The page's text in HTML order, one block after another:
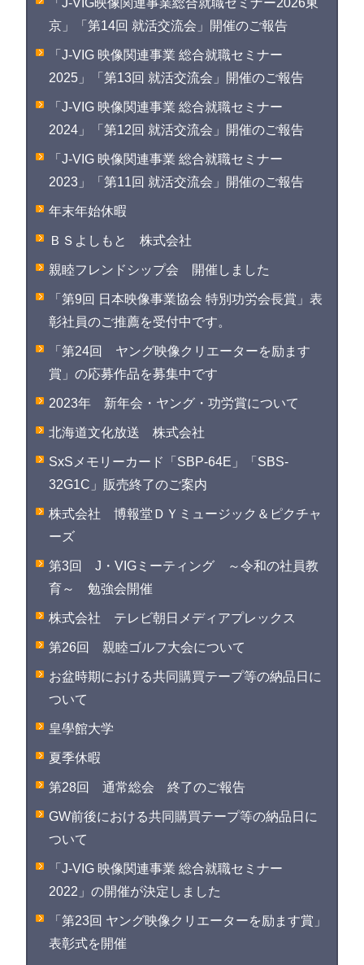
「J-VIG映像関連事業総合就職セミナー2026東
京」「第14回 就活交流会」開催のご報告
「J-VIG 映像関連事業 総合就職セミナー
2025」「第13回 就活交流会」開催のご報告
「J-VIG 映像関連事業 総合就職セミナー
2024」「第12回 就活交流会」開催のご報告
「J-VIG 映像関連事業 総合就職セミナー
2023」「第11回 就活交流会」開催のご報告
年末年始休暇
ＢＳよしもと 株式会社
親睦フレンドシップ会 開催しました
「第9回 日本映像事業協会 特別功労会長賞」表
彰社員のご推薦を受付中です。
「第24回 ヤング映像クリエーターを励ます
賞」の応募作品を募集中です
2023年 新年会・ヤング・功労賞について
北海道文化放送 株式会社
SxSメモリーカード「SBP-64E」「SBS-
32G1C」販売終了のご案内
株式会社 博報堂ＤＹミュージック＆ピクチャ
ーズ
第3回 J・VIGミーティング ～令和の社員教
育～ 勉強会開催
株式会社 テレビ朝日メディアプレックス
第26回 親睦ゴルフ大会について
お盆時期における共同購買テープ等の納品日に
ついて
皇學館大学
夏季休暇
第28回 通常総会 終了のご報告
GW前後における共同購買テープ等の納品日に
ついて
「J-VIG 映像関連事業 総合就職セミナー
2022」の開催が決定しました
「第23回 ヤング映像クリエーターを励ます賞」
表彰式を開催